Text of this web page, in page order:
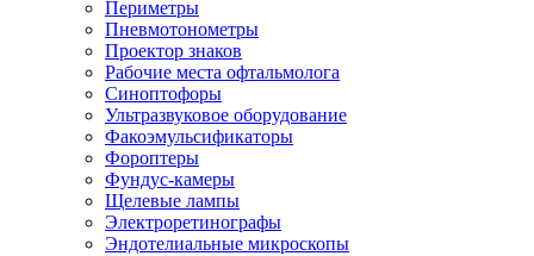
Периметры
Пневмотонометры
Проектор знаков
Рабочие места офтальмолога
Синоптофоры
Ультразвуковое оборудование
Факоэмульсификаторы
Фороптеры
Фундус-камеры
Щелевые лампы
Электроретинографы
Эндотелиальные микроскопы